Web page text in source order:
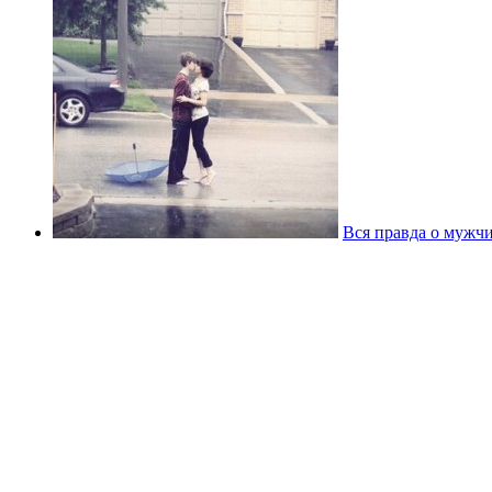
Вся правда о